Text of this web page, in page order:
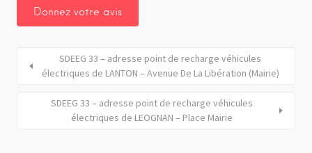
SDEEG 33 – adresse point de recharge véhicules
électriques de LANTON – Avenue De La Libération (Mairie)
SDEEG 33 – adresse point de recharge véhicules
électriques de LEOGNAN – Place Mairie